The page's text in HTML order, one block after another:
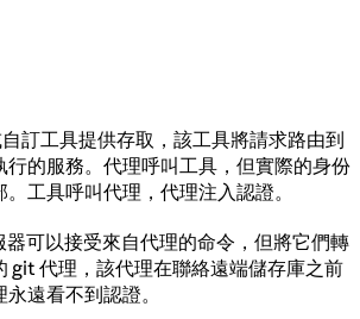
訂工具提供存取，該工具將請求路由到
行的服務。代理呼叫工具，但實際的身份
工具呼叫代理，代理注入認證。
可以接受來自代理的命令，但將它們轉
git 代理，該代理在聯絡遠端儲存庫之前
遠看不到認證。